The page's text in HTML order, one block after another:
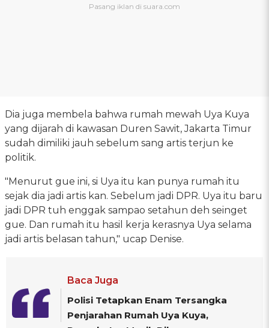
Dia juga membela bahwa rumah mewah Uya Kuya
yang dijarah di kawasan Duren Sawit, Jakarta Timur
sudah dimiliki jauh sebelum sang artis terjun ke
politik.
"Menurut gue ini, si Uya itu kan punya rumah itu
sejak dia jadi artis kan. Sebelum jadi DPR. Uya itu baru
jadi DPR tuh enggak sampao setahun deh seinget
gue. Dan rumah itu hasil kerja kerasnya Uya selama
jadi artis belasan tahun," ucap Denise.
Baca Juga
Polisi Tetapkan Enam Tersangka
Penjarahan Rumah Uya Kuya,